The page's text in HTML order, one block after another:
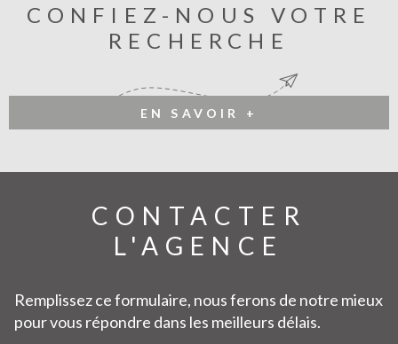
CONFIEZ-NOUS VOTRE
RECHERCHE
EN SAVOIR +
CONTACTER
L'AGENCE
Remplissez ce formulaire, nous ferons de notre mieux
pour vous répondre dans les meilleurs délais.